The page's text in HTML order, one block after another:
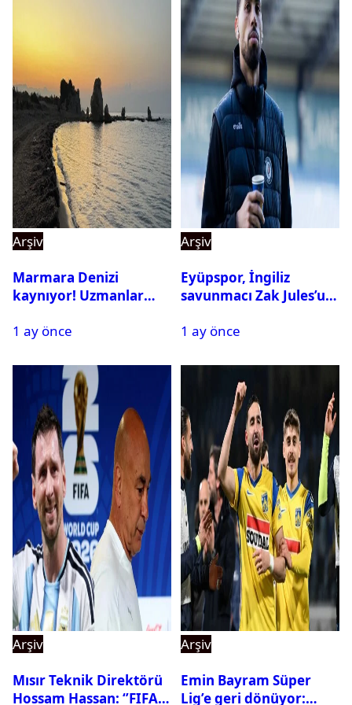
Arşiv
Marmara Denizi
kaynıyor! Uzmanlar
1 ay önce
Arşiv
Eyüpspor, İngiliz
savunmacı Zak Jules’u
1 ay önce
Arşiv
Mısır Teknik Direktörü
Hossam Hassan: ‘’FIFA,
Arşiv
Emin Bayram Süper
Lig’e geri dönüyor: